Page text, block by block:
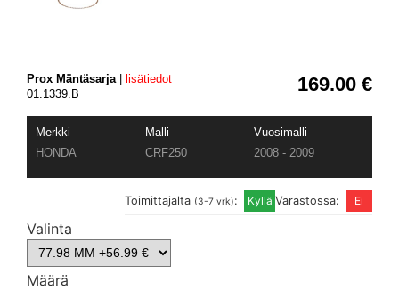
169.00 €
Prox Mäntäsarja | lisätiedot
01.1339.B
Merkki Malli
Vuosimalli
HONDA
CRF250 2008 - 2009
Varastossa:
Toimittajalta (3-7 vrk):
Valinta
Määrä